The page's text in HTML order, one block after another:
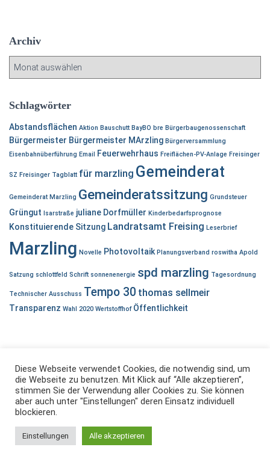
n
n
:
Archiv
h
v
Schlagwörter
Abstandsflächen Aktion Bauschutt BayBO bre Bürgerbaugenossenschaft
Bürgermeister Bürgermeister MArzling Bürgerversammlung
Eisenbahnüberführung Email Feuerwehrhaus Freiflächen-PV-Anlage Freisinger
SZ Freisinger Tagblatt für marzling Gemeinderat
Gemeinderat Marzling Gemeinderatssitzung Grundsteuer
Grüngut Isarstraße juliane Dorfmüller Kinderbedarfsprognose
Konstituierende Sitzung Landratsamt Freising Leserbrief
Marzling Novelle Photovoltaik Planungsverband roswitha Apold
Satzung schlottfeld Schrift sonnenenergie spd marzling Tagesordnung
Technischer Ausschuss Tempo 30 thomas sellmeir
Transparenz Wahl 2020 Wertstoffhof Öffentlichkeit
DATENSCHUTZ
SPD Fraktion im Gemeinderat Marzling.
Diese Webseite verwendet Cookies, die notwendig sind, um
die Webseite zu benutzen. Mit Klick auf “Alle akzeptieren”,
stimmen Sie der Verwendung aller Cookies zu. Sie können
aber auch unter "Einstellungen" deren Einsatz individuell
blockieren.
Einstellungen Alle akzeptieren